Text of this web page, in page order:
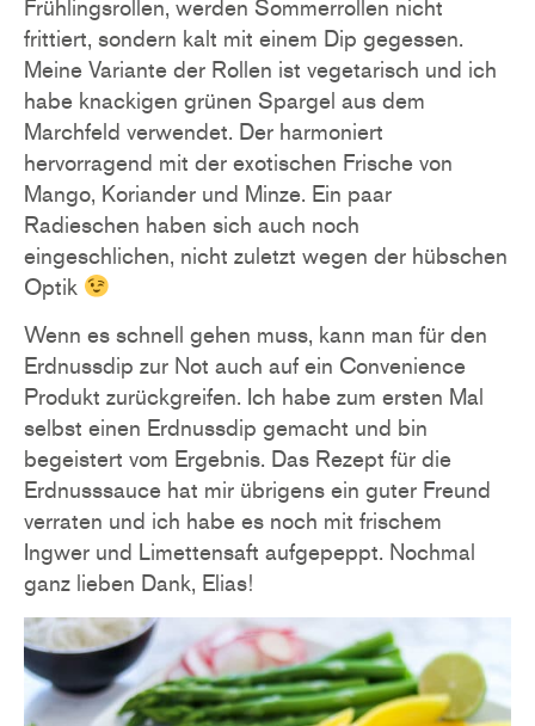
Frühlingsrollen, werden Sommerrollen nicht
frittiert, sondern kalt mit einem Dip gegessen.
Meine Variante der Rollen ist vegetarisch und ich
habe knackigen grünen Spargel aus dem
Marchfeld verwendet. Der harmoniert
hervorragend mit der exotischen Frische von
Mango, Koriander und Minze. Ein paar
Radieschen haben sich auch noch
eingeschlichen, nicht zuletzt wegen der hübschen
Optik
Wenn es schnell gehen muss, kann man für den
Erdnussdip zur Not auch auf ein Convenience
Produkt zurückgreifen. Ich habe zum ersten Mal
selbst einen Erdnussdip gemacht und bin
begeistert vom Ergebnis. Das Rezept für die
Erdnusssauce hat mir übrigens ein guter Freund
verraten und ich habe es noch mit frischem
Ingwer und Limettensaft aufgepeppt. Nochmal
ganz lieben Dank, Elias!